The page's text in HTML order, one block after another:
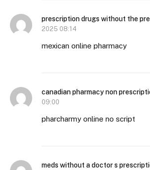
prescription drugs without the
2025 08:14
mexican online pharmacy
canadian pharmacy non
09:00
pharcharmy online no script
meds without a doctor s